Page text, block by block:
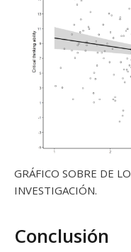
GRÁFICO SOBRE DE
INVESTIGACIÓN.
Conclusión